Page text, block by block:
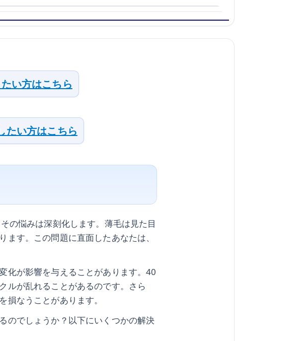
い方はこちら
たい方はこちら
の悩みは深刻化します。薄毛は見た目
す。この問題に直面したあなたは、
化が影響を与えることがあります。40
ルが乱れることがあるのです。さら
なうことがあります。
のでしょうか？以下にいくつかの解決